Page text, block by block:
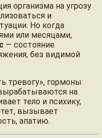
организма на угрозу
и
Но когда
или месяцами,
— состояние
без видимой
тревогу», гормоны
на
тело и психику,
вызывает
апатию.